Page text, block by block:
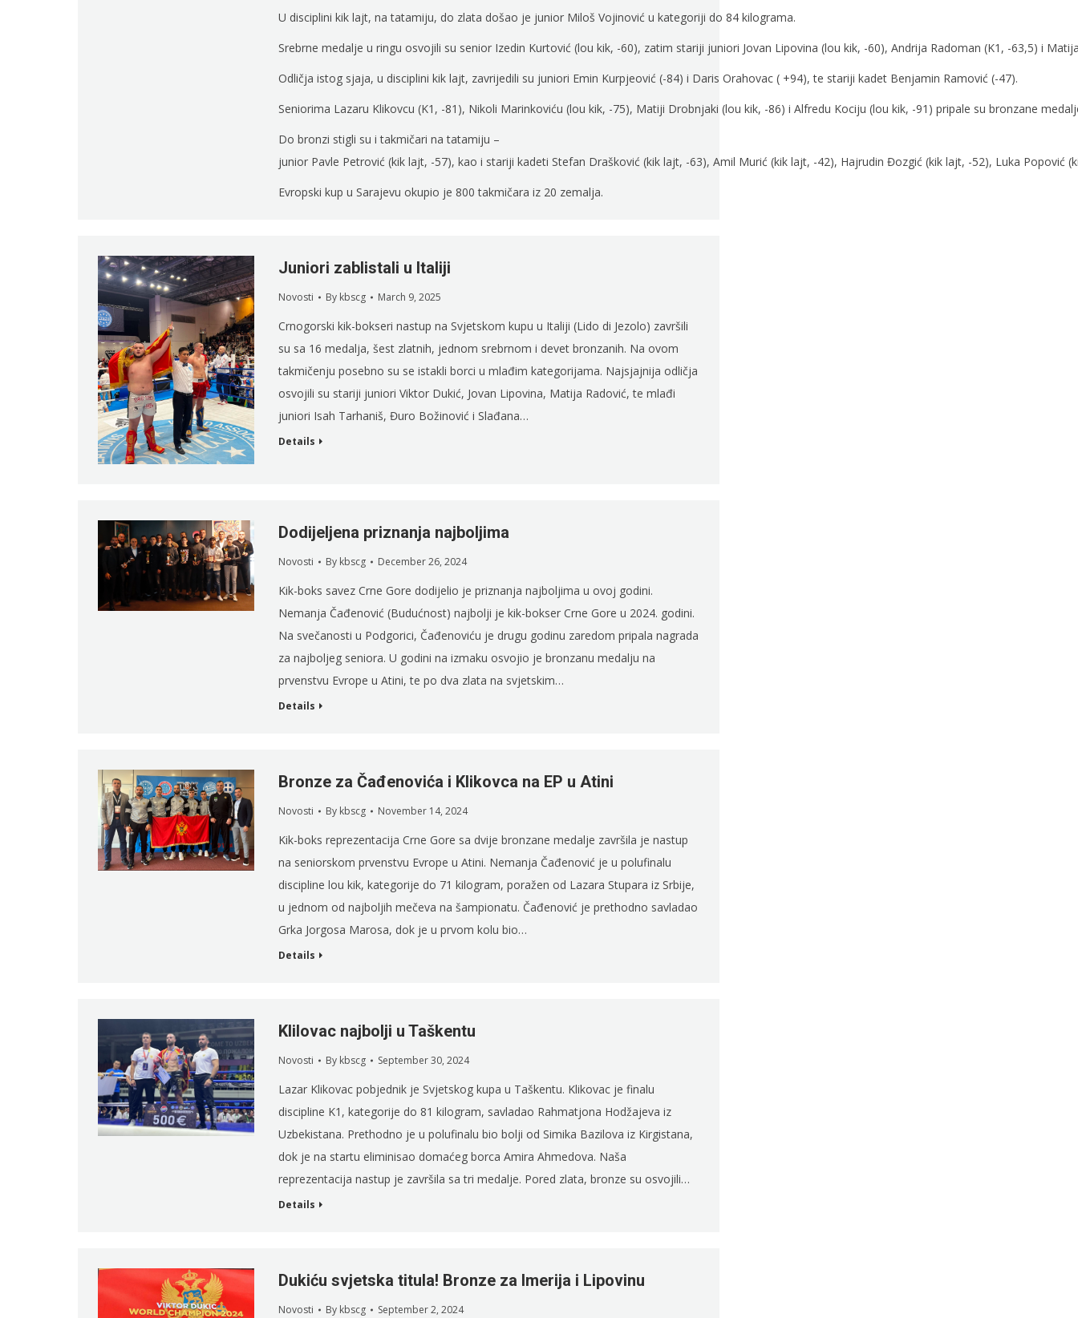
U disciplini kik lajt, na tatamiju, do zlata došao je junior Miloš Vojinović u kategoriji do 84 kilograma.
Srebrne medalje u ringu osvojili su senior Izedin Kurtović (lou kik, -60), zatim stariji juniori Jovan Lipovina (lou kik, -60), Andrija Radoman (K1, -63,5) i
Odličja istog sjaja, u disciplini kik lajt, zavrijedili su juniori Emin Kurpjeović (-84) i Daris Orahovac ( +94), te stariji kadet Benjamin Ramović (-47).
Seniorima Lazaru Klikovcu (K1, -81), Nikoli Marinkoviću (lou kik, -75), Matiji Drobnjaki (lou kik, -86) i Alfredu Kociju (lou kik, -91) pripale su bronzane
Do bronzi stigli su i takmičari na tatamiju –
junior Pavle Petrović (kik lajt, -57), kao i stariji kadeti Stefan Drašković (kik lajt, -63), Amil Murić (kik lajt, -42), Hajrudin Đozgić (kik lajt, -52), Luka Popović
Evropski kup u Sarajevu okupio je 800 takmičara iz 20 zemalja.
Juniori zablistali u Italiji
Novosti By kbscg March 9, 2025
Crnogorski kik-bokseri nastup na Svjetskom kupu u Italiji (Lido di Jezolo) završili
su sa 16 medalja, šest zlatnih, jednom srebrnom i devet bronzanih. Na ovom
takmičenju posebno su se istakli borci u mlađim kategorijama. Najsjajnija odličja
osvojili su stariji juniori Viktor Dukić, Jovan Lipovina, Matija Radović, te mlađi
juniori Isah Tarhaniš, Đuro Božinović i Slađana…
Details
Dodijeljena priznanja najboljima
Novosti By kbscg December 26, 2024
Kik-boks savez Crne Gore dodijelio je priznanja najboljima u ovoj godini.
Nemanja Čađenović (Budućnost) najbolji je kik-bokser Crne Gore u 2024. godini.
Na svečanosti u Podgorici, Čađenoviću je drugu godinu zaredom pripala nagrada
za najboljeg seniora. U godini na izmaku osvojio je bronzanu medalju na
prvenstvu Evrope u Atini, te po dva zlata na svjetskim…
Details
Bronze za Čađenovića i Klikovca na EP u Atini
Novosti By kbscg November 14, 2024
Kik-boks reprezentacija Crne Gore sa dvije bronzane medalje završila je nastup
na seniorskom prvenstvu Evrope u Atini. Nemanja Čađenović je u polufinalu
discipline lou kik, kategorije do 71 kilogram, poražen od Lazara Stupara iz Srbije,
u jednom od najboljih mečeva na šampionatu. Čađenović je prethodno savladao
Grka Jorgosa Marosa, dok je u prvom kolu bio…
Details
Klilovac najbolji u Taškentu
Novosti By kbscg September 30, 2024
Lazar Klikovac pobjednik je Svjetskog kupa u Taškentu. Klikovac je finalu
discipline K1, kategorije do 81 kilogram, savladao Rahmatjona Hodžajeva iz
Uzbekistana. Prethodno je u polufinalu bio bolji od Simika Bazilova iz Kirgistana,
dok je na startu eliminisao domaćeg borca Amira Ahmedova. Naša
reprezentacija nastup je završila sa tri medalje. Pored zlata, bronze su osvojili…
Details
Dukiću svjetska titula! Bronze za Imerija i Lipovinu
Novosti By kbscg September 2, 2024